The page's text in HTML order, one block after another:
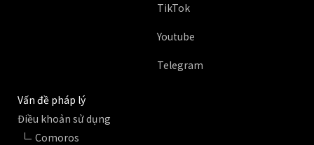
TikTok
Youtube
Telegram
Vấn đề pháp lý
Điều khoản sử dụng
Comoros